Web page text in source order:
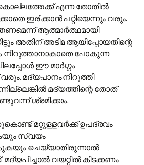
എന്ന തോതിൽ
ഇരിക്കാൻ പറ്റിയെന്നും വരും.
ആത്മാർത്ഥമായി
അതിന് അടിമ ആയിപ്പോയതിന്റെ
നിറുത്താനാകാതെ പോകുന്ന
ഈ മാർഗ്ഗം
മദ്യപാനം നിറുത്തി
മദ്യത്തിന്റെ തോത്
ശ്രമിക്കാം.
മറ്റുള്ളവർക്ക് ഉപദ്രവം
സ്വയം
ചെയ്യാതിരുന്നാൽ
വയറ്റിൽ കിടക്കണം